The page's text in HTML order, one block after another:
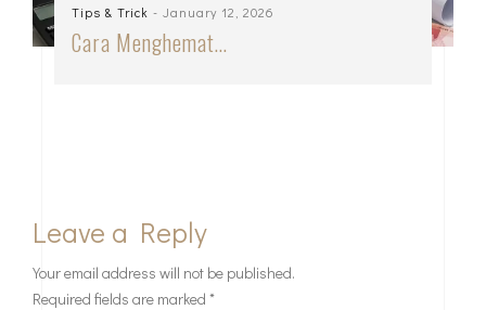
Tips & Trick - January 12, 2026
Cara Menghemat…
Leave a Reply
Your email address will not be published.
Required fields are marked *